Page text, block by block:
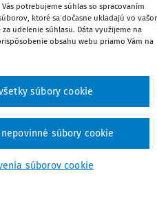
sa
potrebujeme súhlas so spracovaním
ktoré sa dočasne ukladajú vo
udelenie súhlasu. Dáta využijeme na
obsahu webu priamo Vám na
súborov cookie
súbory cookie
súbory cookie